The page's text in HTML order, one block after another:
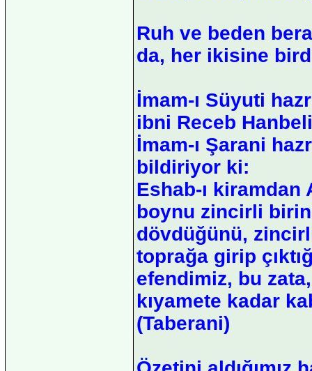
Ruh ve beden
da, her ikisine
İmam-ı Süyuti
ibni Receb
İmam-ı Şarani
bildiriyor ki:
Eshab-ı
boynu zincirli
dövdüğünü,
toprağa girip
efendimiz, bu
kıyamete kadar
(Taberani)